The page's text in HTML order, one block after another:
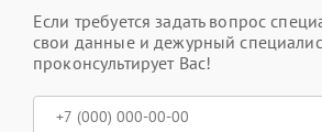
Если требуется задать вопрос
свои данные и дежурный
проконсультирует Вас!